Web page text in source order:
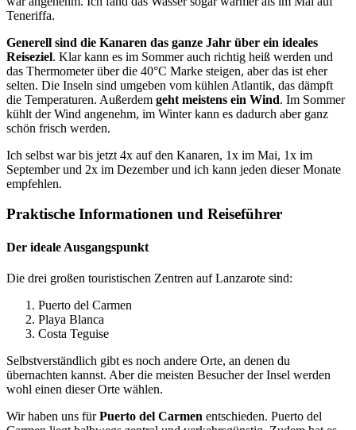
Teneriffa.
Generell sind die Kanaren das ganze Jahr über ein ideales
Reiseziel. Klar kann es im Sommer auch richtig heiß werden und
das Thermometer über die 40°C Marke steigen, aber das ist eher
selten. Die Inseln sind umgeben vom kühlen Atlantik, das dämpft
die Temperaturen. Außerdem geht meistens ein Wind. Im Sommer
kühlt der Wind angenehm, im Winter kann es dadurch aber ganz
schön frisch werden.
Ich selbst war bis jetzt 4x auf den Kanaren, 1x im Mai, 1x im
September und 2x im Dezember und ich kann jeden dieser Monate
empfehlen.
Praktische Informationen und Reiseführer
Der ideale Ausgangspunkt
Die drei großen touristischen Zentren auf Lanzarote sind:
Puerto del Carmen
Playa Blanca
Costa Teguise
Selbstverständlich gibt es noch andere Orte, an denen du
übernachten kannst. Aber die meisten Besucher der Insel werden
wohl einen dieser Orte wählen.
Wir haben uns fürPuerto del Carmen entschieden. Puerto del